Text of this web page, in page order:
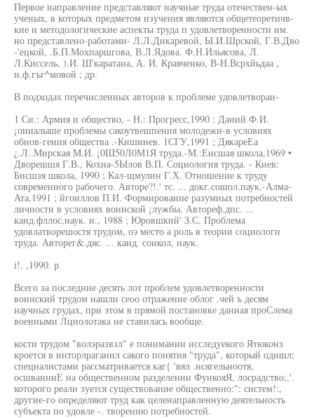
Первое направление представляют научные труда отечествен-ых
ученых, в которых предметом изучения являются общетеоретичв-
кие и методологические аспекты труда п удовлетворенности им.
но представлено-работами- Л.Л.Дикаревой, Ы.И.Шрской, Г.В.Дво
-'ецкой, .Б.П.Мохпаршгова, В.Л.Ядова. Ф.Н.Ильясова, Л.
Л.Киссель, ).И. Ш'каратана, А. И. Кравченко, В-Н.Всрхйьдаа ,
н.ф.гъг^мовой ; др.
В подходах перечисленных авторов к проблеме удовлетвораи-
1 Си.: Армия и общество, - Н.: Прогресс,1990 ; Даний Ф.И.
¡оииалыше проблемы сакоутвешпения молодежи-в условиях
обнов-геиия общества .-Кишинев. 1СГУ,1991 ; ДякареЕа
¿.Л..Мирская М.И. ¡0Ш50Л0М1Я труда.-М.:Енсшая школа,1969 •
Дворешшя Г.В., Кохна-5Ылов В.П. Социология труда. - Киев:
Бисшзя школа, 1990 ; Кал-щмулин Г.Х. Отношение к труду
современного рабочего. Авторе?!.' тс. ... докг.сошол.паук.-Алма-
Ата,1991 ; йгоиллов П.И. Формирование разумных потребностей
личности в условиях воинской ¡лужбы. Автореф.дпс. ...
канд.фллос,наук. и., 1988 ; Юровшкий' З.С. Проблема
удовлатворешостя трудом, оэ место а роль в теории социологи
труда. Авторег&.дяс. ... канд. соикол, наук.
i!. ,1990. р
Всего за последние десять лот проблем удовлетворенности
воинский трудом нашли сеоо отражение облог .чей ъ десям
научных грудах, при этом в прямой постановке данная проСлема
военными Лциолотака не ставилась вообще.
кости трудом "волэразвзл" е понимании исследуекого Ятюконз
кроется в инторлраганнл сакого понятия "труда", который одншл;
специалистами рассматривается каг{ 'вял .нсягельноотя,
осшванннЕ на общественном разделении ФункояЯ, лосрадство;,'.
которого реалн зуется существование общественно:": систем!:,
другие-го определяют труд как целенаправленную деятельность
субъекта по удовле -. творению потребностей.